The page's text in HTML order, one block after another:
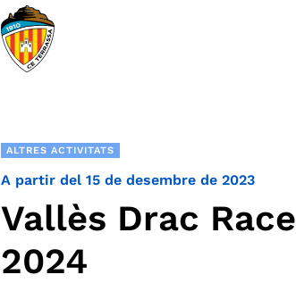
ALTRES ACTIVITATS
A partir del 15 de desembre de 2023
Vallès Drac Race
2024